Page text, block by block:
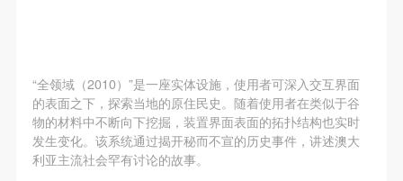
“全领域（2010）”是一座实体设施，使用者可深入交互界面
的表面之下，探索当地的原住民史。随着使用者在类似于谷
物的材料中不断向下挖掘，装置界面表面的拓扑结构也实时
发生变化。该系统通过揭开秘而不宣的历史事件，讲述澳大
利亚主流社会罕有讨论的故事。